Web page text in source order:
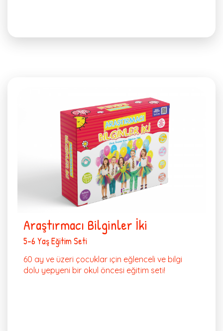
Araştırmacı Bilginler İki
5-6 Yaş Eğitim Seti
60 ay ve üzeri çocuklar ıçin eğlenceli ve bilgi
dolu yepyeni bir okul öncesi eğitim seti!